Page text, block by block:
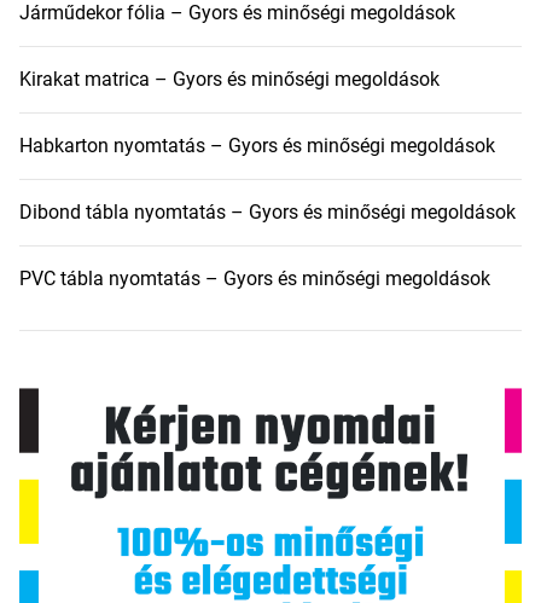
Járműdekor fólia – Gyors és minőségi megoldások
Kirakat matrica – Gyors és minőségi megoldások
Habkarton nyomtatás – Gyors és minőségi megoldások
Dibond tábla nyomtatás – Gyors és minőségi megoldások
PVC tábla nyomtatás – Gyors és minőségi megoldások